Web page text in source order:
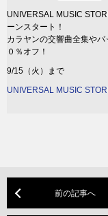
UNIVERSAL MUSIC
ーンスタート！
カラヤンの交響曲全集や
０％オフ！
9/15（火）まで
UNIVERSAL MUSIC
前の記事へ